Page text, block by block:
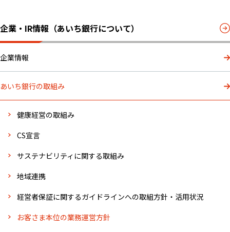
企業・IR情報（あいち銀行について）
企業情報
あいち銀行の取組み
健康経営の取組み
CS宣言
サステナビリティに関する取組み
地域連携
経営者保証に関するガイドラインへの取組方針・活用状況
お客さま本位の業務運営方針